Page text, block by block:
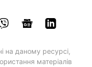
на даному ресурсі,
матеріалів